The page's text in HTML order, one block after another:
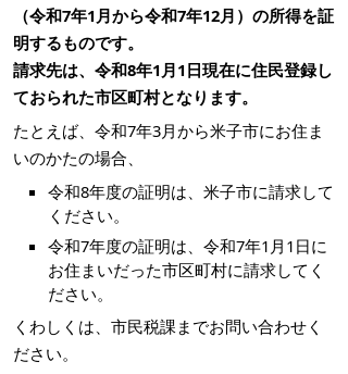
（令和7年1月から令和7年12月）の所得を証
明するものです。
請求先は、令和8年1月1日現在に住民登録し
ておられた市区町村となります。
たとえば、令和7年3月から米子市にお住ま
いのかたの場合、
令和8年度の証明は、米子市に請求して
ください。
令和7年度の証明は、令和7年1月1日に
お住まいだった市区町村に請求してく
ださい。
くわしくは、市民税課までお問い合わせく
ださい。